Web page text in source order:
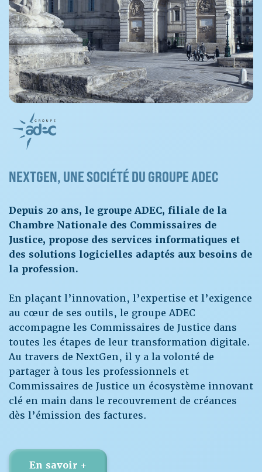
NEXTGEN, UNE SOCIÉTÉ DU GROUPE ADEC
Depuis 20 ans, le groupe ADEC, filiale de la
Chambre Nationale des Commissaires de
Justice, propose des services informatiques et
des solutions logicielles adaptés aux besoins de
la profession.
En plaçant l’innovation, l’expertise et l’exigence
au cœur de ses outils, le groupe ADEC
accompagne les Commissaires de Justice dans
toutes les étapes de leur transformation digitale.
Au travers de NextGen, il y a la volonté de
partager à tous les professionnels et
Commissaires de Justice un écosystème innovant
clé en main dans le recouvrement de créances
dès l’émission des factures.
En savoir +